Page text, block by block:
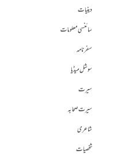
دینیات
سائنسی معلومات
سفرنامہ
سوشل میڈیا
سیرت
سیرت صحابہ
شاعری
شخصیات